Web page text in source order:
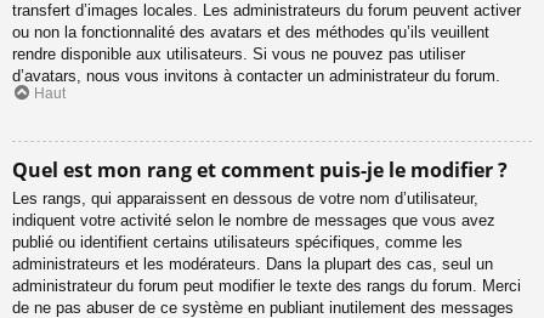
transfert d’images locales. Les administrateurs du forum peuvent activer
ou non la fonctionnalité des avatars et des méthodes qu’ils veuillent
rendre disponible aux utilisateurs. Si vous ne pouvez pas utiliser
d’avatars, nous vous invitons à contacter un administrateur du forum.
Haut
Quel est mon rang et comment puis-je le modifier ?
Les rangs, qui apparaissent en dessous de votre nom d’utilisateur,
indiquent votre activité selon le nombre de messages que vous avez
publié ou identifient certains utilisateurs spécifiques, comme les
administrateurs et les modérateurs. Dans la plupart des cas, seul un
administrateur du forum peut modifier le texte des rangs du forum. Merci
de ne pas abuser de ce système en publiant inutilement des messages